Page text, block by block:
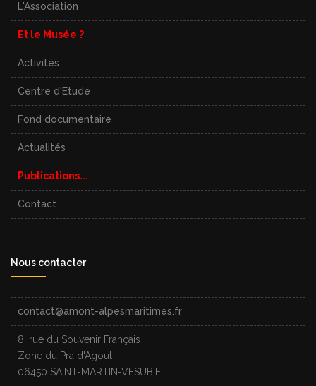
L'Association
Et le Musée ?
Activités
Centre d'Etude
Fond documentaire
Actualités
Publications...
Contact
Nous contacter
contact@amont-alpesmaritimes.fr
8, rue du Souvenir Français
Zone du Pra d'Agout
06450 SAINT-MARTIN-VESUBIE